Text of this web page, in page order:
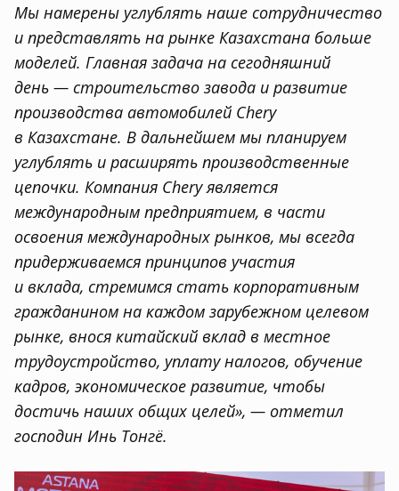
Мы намерены углублять наше сотрудничество
и представлять на рынке Казахстана больше
моделей. Главная задача на сегодняшний
день — строительство завода и развитие
производства автомобилей Chery
в Казахстане. В дальнейшем мы планируем
углублять и расширять производственные
цепочки. Компания Chery является
международным предприятием, в части
освоения международных рынков, мы всегда
придерживаемся принципов участия
и вклада, стремимся стать корпоративным
гражданином на каждом зарубежном целевом
рынке, внося китайский вклад в местное
трудоустройство, уплату налогов, обучение
кадров, экономическое развитие, чтобы
достичь наших общих целей», — отметил
господин Инь Тонгё.